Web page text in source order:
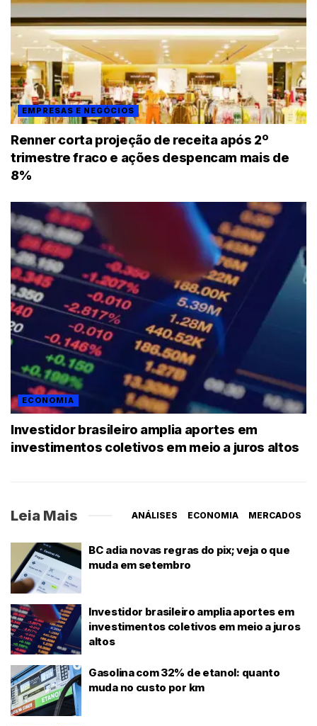
EMPRESAS E NEGÓCIOS
Renner corta projeção de receita após 2º
trimestre fraco e ações despencam mais de
8%
ECONOMIA
Investidor brasileiro amplia aportes em
investimentos coletivos em meio a juros altos
Leia Mais ANÁLISES ECONOMIA MERCADOS
BC adia novas regras do pix; veja o que
muda em setembro
Investidor brasileiro amplia aportes em
investimentos coletivos em meio a juros
altos
Gasolina com 32% de etanol: quanto
muda no custo por km